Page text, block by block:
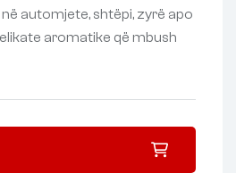
automjete, shtëpi, zyrë apo
aromatike që mbush